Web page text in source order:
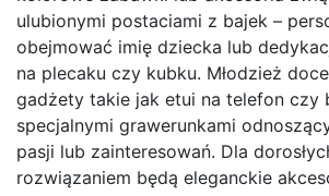
ulubionymi postaciami z bajek –
obejmować imię dziecka lub
na plecaku czy kubku. Młodzież
gadżety takie jak etui na telefon czy
specjalnymi grawerunkami
pasji lub zainteresowań. Dla
rozwiązaniem będą eleganckie